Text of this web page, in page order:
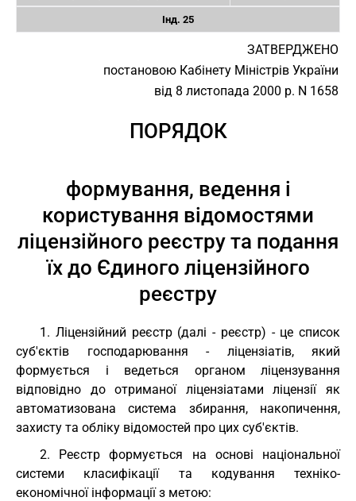
Інд. 25
ЗАТВЕРДЖЕНО
постановою Кабінету Міністрів України
від 8 листопада 2000 р. N 1658
ПОРЯДОК
формування, ведення і
користування відомостями
ліцензійного реєстру та подання
їх до Єдиного ліцензійного
реєстру
1. Ліцензійний реєстр (далі - реєстр) - це список
суб'єктів господарювання - ліцензіатів, який
формується і ведеться органом ліцензування
відповідно до отриманої ліцензіатами ліцензії як
автоматизована система збирання, накопичення,
захисту та обліку відомостей про цих суб'єктів.
2. Реєстр формується на основі національної
системи класифікації та кодування техніко-
економічної інформації з метою: